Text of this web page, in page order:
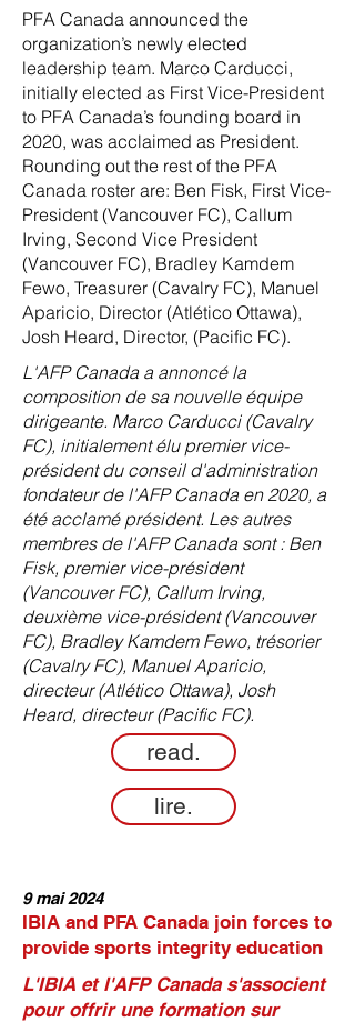
PFA Canada announced the
organization’s newly elected
leadership team. Marco Carducci,
initially elected as First Vice-President
to PFA Canada’s founding board in
2020, was acclaimed as President.
Rounding out the rest of the PFA
Canada roster are: Ben Fisk, First Vice-
President (Vancouver FC), Callum
Irving, Second Vice President
(Vancouver FC), Bradley Kamdem
Fewo, Treasurer (Cavalry FC), Manuel
Aparicio, Director (Atlético Ottawa),
Josh Heard, Director, (Pacific FC).
L'AFP Canada a annoncé la
composition de sa nouvelle équipe
dirigeante. Marco Carducci (Cavalry
FC), initialement élu premier vice-
président du conseil d'administration
fondateur de l'AFP Canada en 2020, a
été acclamé président. Les autres
membres de l'AFP Canada sont : Ben
Fisk, premier vice-président
(Vancouver FC), Callum Irving,
deuxième vice-président (Vancouver
FC), Bradley Kamdem Fewo, trésorier
(Cavalry FC), Manuel Aparicio,
directeur (Atlético Ottawa), Josh
Heard, directeur (Pacific FC).
read.
lire.
9 mai 2024
IBIA and PFA Canada join forces to
provide sports integrity education
L'IBIA et l'AFP Canada s'associent
pour offrir une formation sur